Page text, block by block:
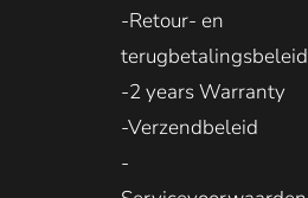
-Retour- en
terugbetalingsbeleid
-2 years Warranty
-Verzendbeleid
-